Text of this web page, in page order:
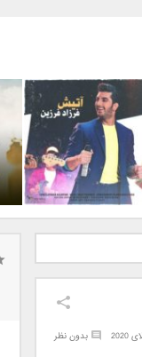
دانلود آهنگ جدید فرزاد
بدون نظر